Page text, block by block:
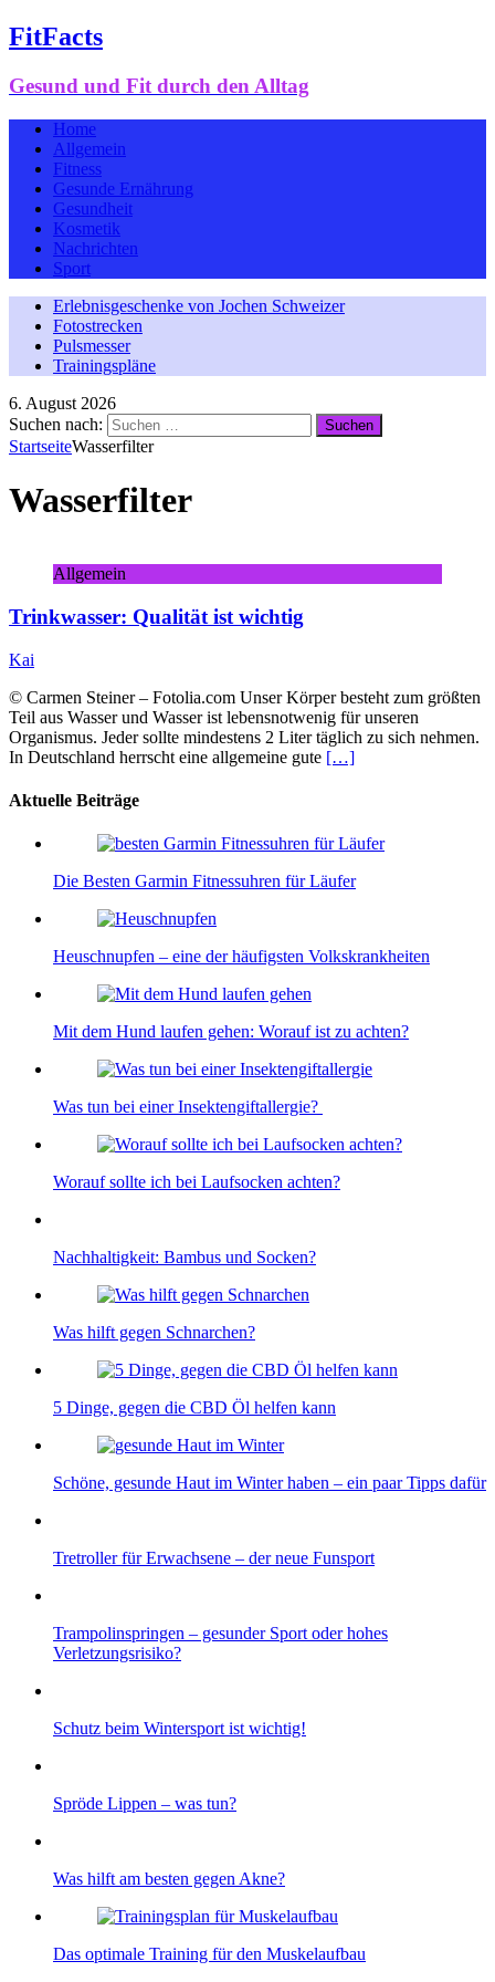
FitFacts
Gesund und Fit durch den Alltag
Home
Allgemein
Fitness
Gesunde Ernährung
Gesundheit
Kosmetik
Nachrichten
Sport
Erlebnisgeschenke von Jochen Schweizer
Fotostrecken
Pulsmesser
Trainingspläne
6. August 2026
Suchen nach:
StartseiteWasserfilter
Wasserfilter
Allgemein
Trinkwasser: Qualität ist wichtig
Kai
© Carmen Steiner – Fotolia.com Unser Körper besteht zum größten
Teil aus Wasser und Wasser ist lebensnotwenig für unseren
Organismus. Jeder sollte mindestens 2 Liter täglich zu sich nehmen.
In Deutschland herrscht eine allgemeine gute […]
Aktuelle Beiträge
Die Besten Garmin Fitnessuhren für Läufer
Heuschnupfen – eine der häufigsten Volkskrankheiten
Mit dem Hund laufen gehen: Worauf ist zu achten?
Was tun bei einer Insektengiftallergie?
Worauf sollte ich bei Laufsocken achten?
Nachhaltigkeit: Bambus und Socken?
Was hilft gegen Schnarchen?
5 Dinge, gegen die CBD Öl helfen kann
Schöne, gesunde Haut im Winter haben – ein paar Tipps dafür
Tretroller für Erwachsene – der neue Funsport
Trampolinspringen – gesunder Sport oder hohes
Verletzungsrisiko?
Schutz beim Wintersport ist wichtig!
Spröde Lippen – was tun?
Was hilft am besten gegen Akne?
Das optimale Training für den Muskelaufbau